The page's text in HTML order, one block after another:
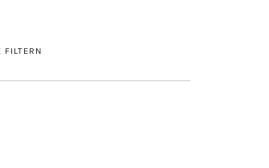
FILTERN